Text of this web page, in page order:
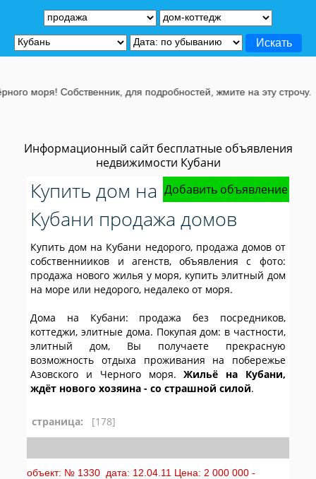
Информационный сайт бесплатные объявления
недвижимости Кубани
Добавить объявление
Купить дом на
Кубани продажа домов
Купить дом на Кубани недорого, продажа домов от
собственнииков и агенств, объявления с фото:
продажа нового жилья у моря, купить элитный дом
на море или недорого, недалеко от моря.
Дома на Кубани: продажа без посредников,
коттеджи, элитные дома. Покупая дом: в частности,
элитный дом, Вы получаете прекрасную
возможность отдыха проживания на побережье
Азовского и Черного моря.Жильё на Кубани,
ждёт нового хозяина - со страшной силой.
страница: [178]
объект: № 1330 дата: 12.04.11 Цена: 2 000 000 -
Собственник, для подробностей, жмите на эту строчу.